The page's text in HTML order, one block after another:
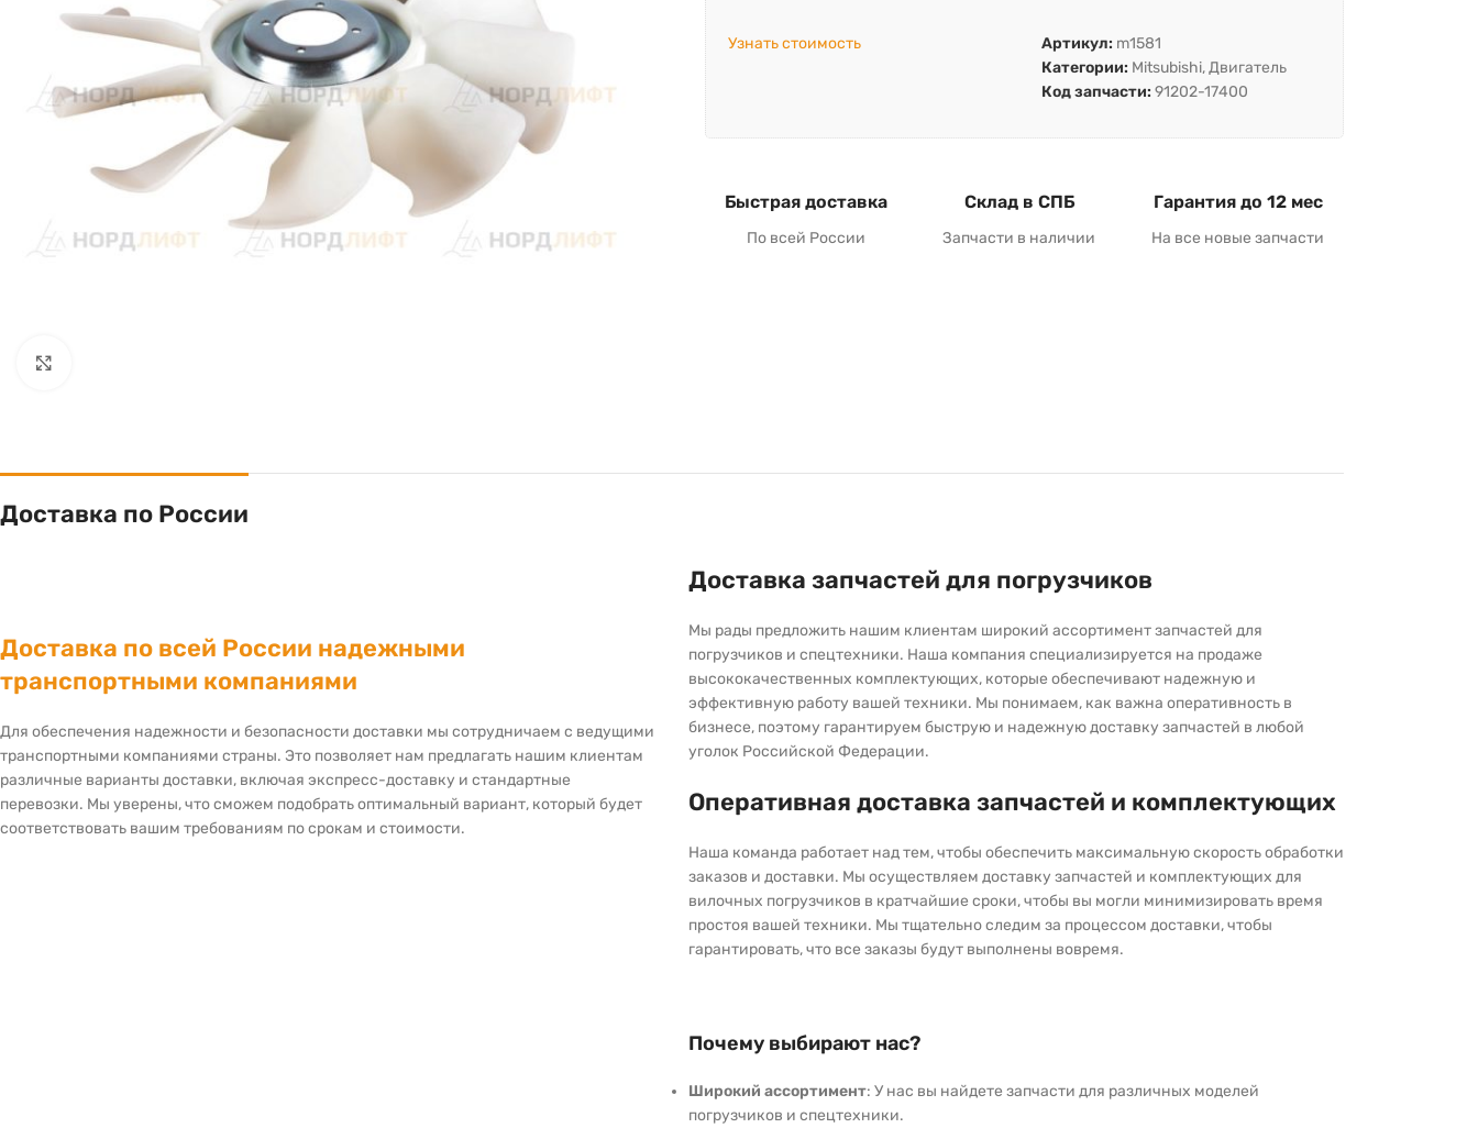
Узнать стоимость Артикул: m1581
Категории: Mitsubishi, Двигатель
Код запчасти: 91202-17400
Быстрая доставка
По всей России
Склад в СПБ
Запчасти в наличии
Гарантия до 12 мес
На все новые запчасти
Доставка по России
Доставка по всей России надежными
транспортными компаниями
Для обеспечения надежности и безопасности доставки мы сотрудничаем с ведущими
транспортными компаниями страны. Это позволяет нам предлагать нашим клиентам
различные варианты доставки, включая экспресс-доставку и стандартные
перевозки. Мы уверены, что сможем подобрать оптимальный вариант, который будет
соответствовать вашим требованиям по срокам и стоимости.
Доставка запчастей для погрузчиков
Мы рады предложить нашим клиентам широкий ассортимент запчастей для
погрузчиков и спецтехники. Наша компания специализируется на продаже
высококачественных комплектующих, которые обеспечивают надежную и
эффективную работу вашей техники. Мы понимаем, как важна оперативность в
бизнесе, поэтому гарантируем быструю и надежную доставку запчастей в любой
уголок Российской Федерации.
Оперативная доставка запчастей и комплектующих
Наша команда работает над тем, чтобы обеспечить максимальную скорость обработки
заказов и доставки. Мы осуществляем доставку запчастей и комплектующих для
вилочных погрузчиков в кратчайшие сроки, чтобы вы могли минимизировать время
простоя вашей техники. Мы тщательно следим за процессом доставки, чтобы
гарантировать, что все заказы будут выполнены вовремя.
Почему выбирают нас?
Широкий ассортимент: У нас вы найдете запчасти для различных моделей
погрузчиков и спецтехники.